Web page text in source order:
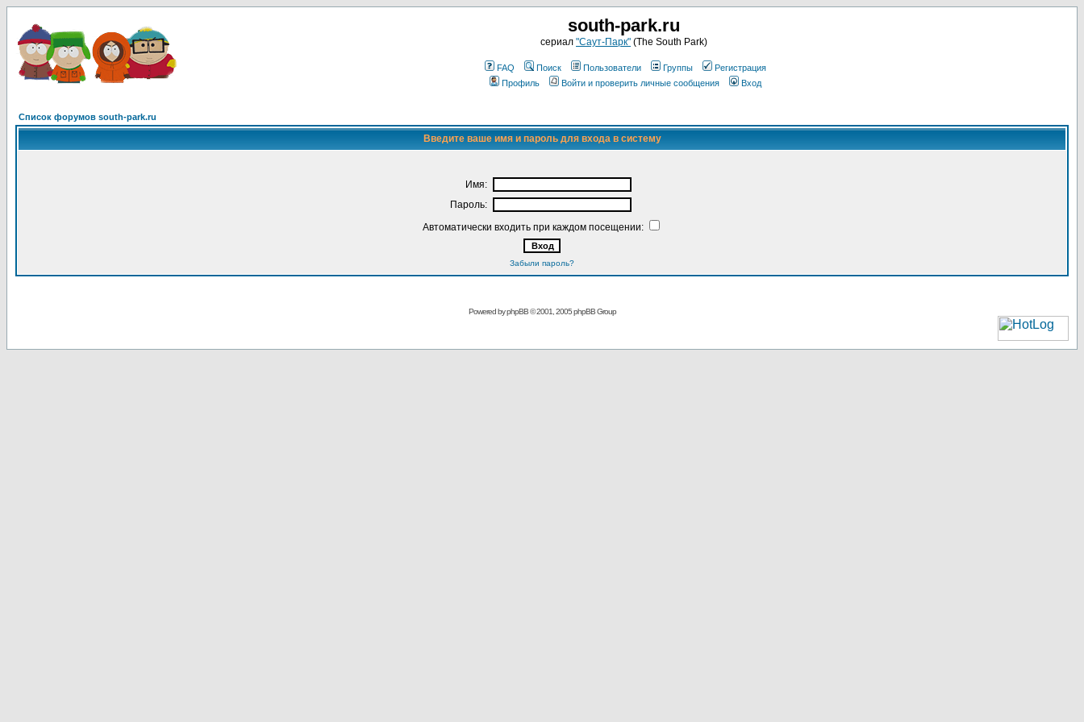
south-park.ru
сериал "Саут-Парк" (The South Park)
FAQ Поиск Пользователи Группы
Регистрация
Профиль
Войти и проверить личные сообщения Вход
Список форумов south-park.ru
Введите ваше имя и пароль для входа в систему
Имя:
Пароль:
Автоматически входить при каждом посещении:
Забыли пароль?
Powered byphpBB© 2001, 2005 phpBB Group